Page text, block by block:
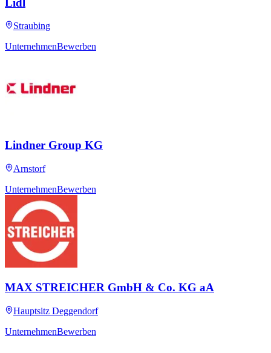
Straubing
UnternehmenBewerben
Lindner Group KG
Arnstorf
UnternehmenBewerben
MAX STREICHER GmbH & Co. KG aA
Hauptsitz Deggendorf
UnternehmenBewerben